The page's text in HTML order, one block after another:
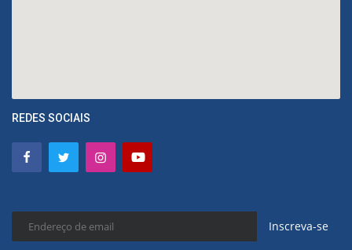
REDES SOCIAIS
Inscreva-se